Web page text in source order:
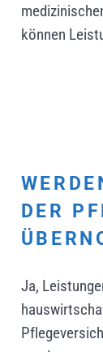
können
DER
Ja,